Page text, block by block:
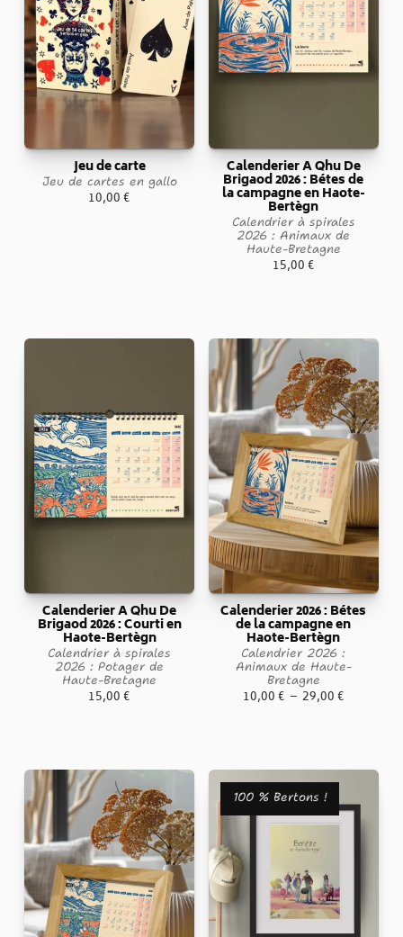
Jeu de carte
Jeu de cartes en gallo
10,00€
Calenderier A Qhu De
Brigaod 2026 : Bétes de
la campagne en Haote-
Bertègn
Calendrier à spirales
2026 : Animaux de
Haute-Bretagne
15,00€
Calenderier A Qhu De
Brigaod 2026 : Courti en
Haote-Bertègn
Calendrier à spirales
2026 : Potager de
Haute-Bretagne
15,00€
Calenderier 2026 : Bétes
de la campagne en
Haote-Bertègn
Calendrier 2026 :
Animaux de Haute-
Bretagne
10,00€ – 29,00€Plage
29,00 €
100 % Bertons !